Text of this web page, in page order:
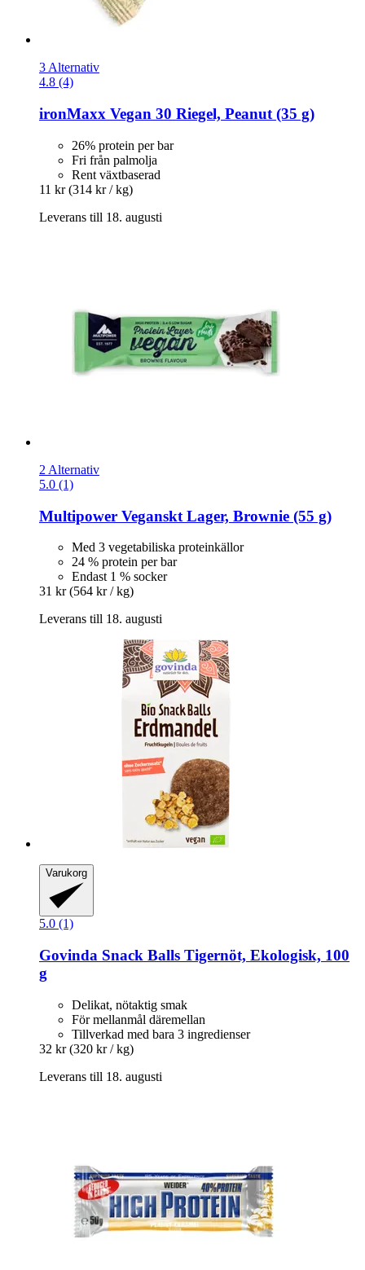
3 Alternativ
4.8 (4)
ironMaxx Vegan 30 Riegel, Peanut (35 g)
26% protein per bar
Fri från palmolja
Rent växtbaserad
11 kr (314 kr / kg)
Leverans till 18. augusti
2 Alternativ
5.0 (1)
Multipower Veganskt Lager, Brownie (55 g)
Med 3 vegetabiliska proteinkällor
24 % protein per bar
Endast 1 % socker
31 kr (564 kr / kg)
Leverans till 18. augusti
Varukorg
5.0 (1)
Govinda Snack Balls Tigernöt, Ekologisk, 100
g
Delikat, nötaktig smak
För mellanmål däremellan
Tillverkad med bara 3 ingredienser
32 kr (320 kr / kg)
Leverans till 18. augusti